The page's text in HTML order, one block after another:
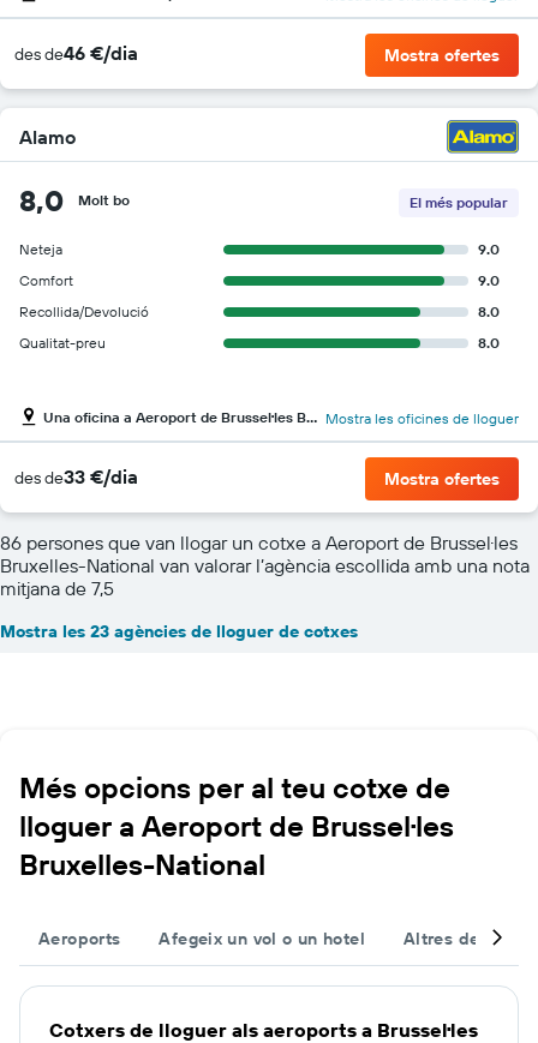
des de46 €/dia Mostra ofertes
Alamo
8,0 Molt bo El més popular
Neteja
9.0
Comfort
9.0
Recollida/Devolució
8.0
Qualitat-preu
8.0
Una oficina a Aeroport de Brussel·les Bruxelles-National Mostra les oficines de lloguer
des de33 €/dia Mostra ofertes
86 persones que van llogar un cotxe a Aeroport de Brussel·les
Bruxelles-National van valorar l’agència escollida amb una nota
mitjana de 7,5
Mostra les 23 agències de lloguer de cotxes
Més opcions per al teu cotxe de
lloguer a Aeroport de Brussel·les
Bruxelles-National
Aeroports Afegeix un vol o un hotel Altres
Cotxers de lloguer als aeroports a Brussel·les